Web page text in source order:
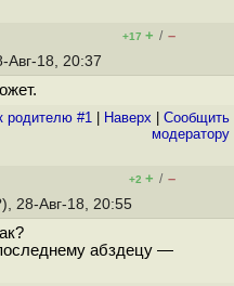
+17 + / –
Авг-18, 20:37
родителю #1 Наверх
Cообщить
модератору
+2 + / –
28-Авг-18, 20:55
абздецу —